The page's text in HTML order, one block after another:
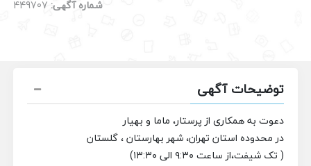
شماره آگهی: 449707
توضیحات آگهی
دعوت به همکاری از پرستار، ماما و بهیار
در محدوده استان تهران، شهر بهارستان ، گلستان
( تک شیفت،از ساعت ۹:۳۰ الی ۱۳:۳۰)